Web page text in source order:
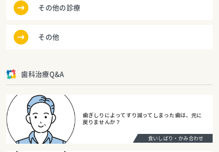
その他の診療
その他
歯科治療Q&A
歯ぎしりによってすり減ってしまった歯は、元に
戻りませんか？
食いしばり・かみ合わせ